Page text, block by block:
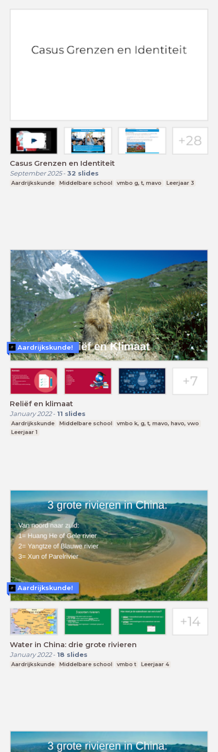
Casus Grenzen en Identiteit
September 2025- 32 slides
Aardrijkskunde Middelbare school vmbo g, t, mavo Leerjaar 3
Reliëf en klimaat
January 2022- 11 slides
Aardrijkskunde Middelbare school
vmbo k, g, t, mavo, havo, vwo
Leerjaar 1
Aardrijkskunde!
Water in China: drie grote rivieren
January 2022- 18 slides
Aardrijkskunde Middelbare school vmbo t Leerjaar 4
Aardrijkskunde!